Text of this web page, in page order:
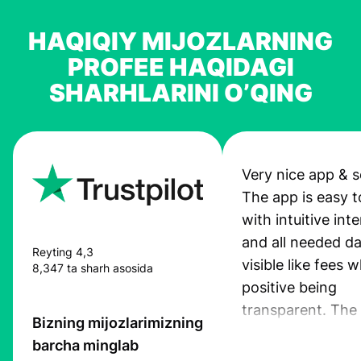
HAQIQIY MIJOZLARNING
PROFEE HAQIDAGI
SHARHLARINI O’QING
Reyting 4,3
8,347 ta sharh asosida
Bizning mijozlarimizning
barcha minglab
Very nice app &
The app is easy
with intuitive
and all needed
visible like fees
positive being
transparent. The